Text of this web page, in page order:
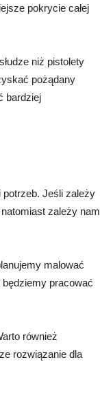
pokrycie całej
niż pistolety
pożądany
bardziej
potrzeb. Jeśli zależy
zależy nam
malować
pracować
również
rozwiązanie dla